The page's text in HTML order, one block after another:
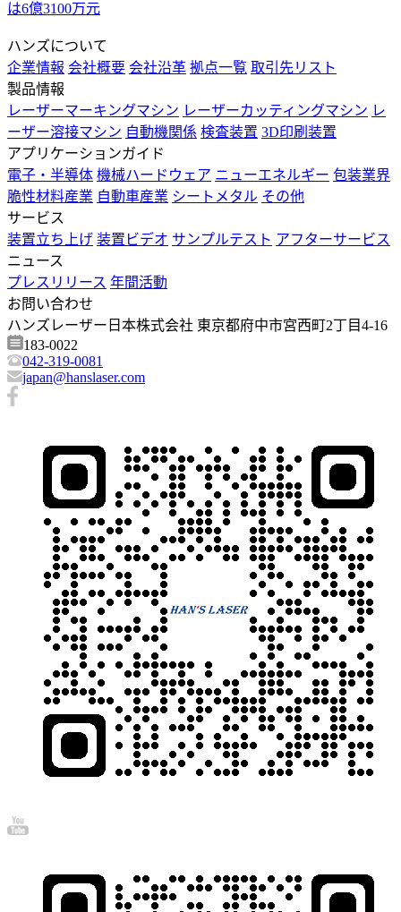
は6億3100万元
ハンズについて
企業情報 会社概要 会社沿革 拠点一覧 取引先リスト
製品情報
レーザーマーキングマシン レーザーカッティングマシン レ
ーザー溶接マシン 自動機関係 検査装置 3D印刷装置
アプリケーションガイド
電子・半導体 機械ハードウェア ニューエネルギー 包装業界
脆性材料産業 自動車産業 シートメタル その他
サービス
装置立ち上げ 装置ビデオ サンプルテスト アフターサービス
ニュース
プレスリリース 年間活動
お問い合わせ
ハンズレーザー日本株式会社 東京都府中市宮西町2丁目4-16
183-0022
042-319-0081
japan@hanslaser.com